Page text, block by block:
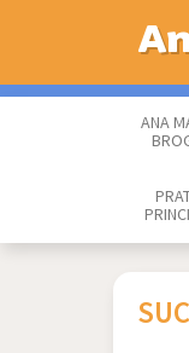
ANA